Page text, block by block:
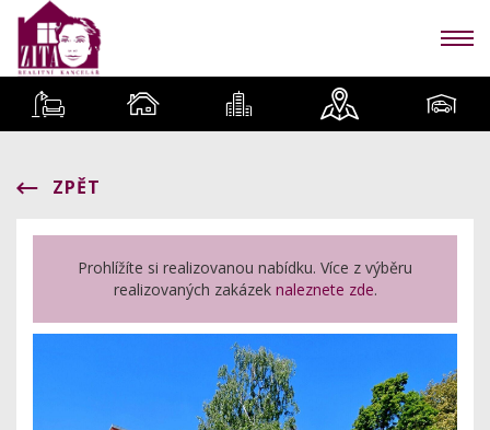
ZPĚT
Prohlížíte si realizovanou nabídku. Více z výběru
realizovaných zakázek naleznete zde.